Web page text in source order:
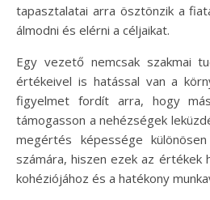
tapasztalatai arra ösztönzik a
álmodni és elérni a céljaikat.
Egy vezető nemcsak szakmai
értékeivel is hatással van a
figyelmet fordít arra, hogy
támogasson a nehézségek
megértés képessége
számára, hiszen ezek az értékek
kohéziójához és a hatékony